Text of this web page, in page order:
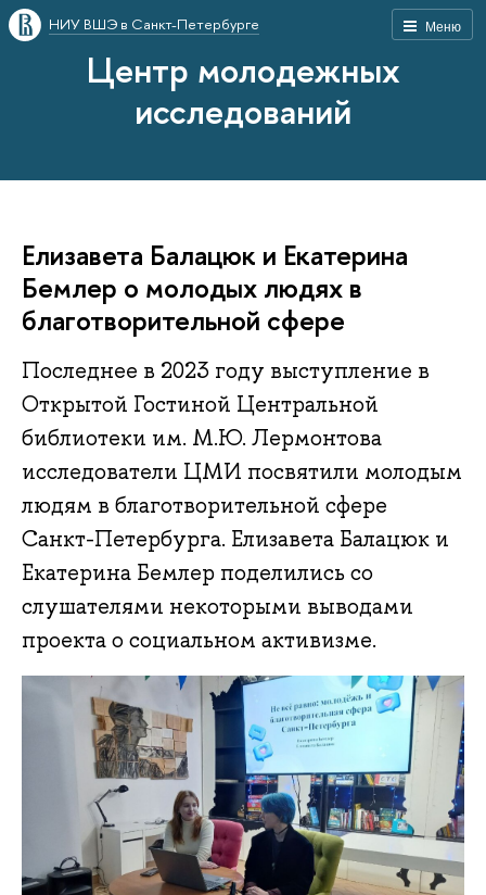
Меню
НИУ ВШЭ в Санкт-Петербурге
Центр молодежных
исследований
Елизавета Балацюк и Екатерина
Бемлер о молодых людях в
благотворительной сфере
Последнее в 2023 году выступление в
Открытой Гостиной Центральной
библиотеки им. М.Ю. Лермонтова
исследователи ЦМИ посвятили молодым
людям в благотворительной сфере
Санкт-Петербурга. Елизавета Балацюк и
Екатерина Бемлер поделились со
слушателями некоторыми выводами
проекта о социальном активизме.